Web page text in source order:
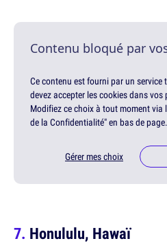
Contenu bloqué par
Ce contenu est fourni par un service
devez accepter les cookies dans
Modifiez ce choix à tout moment via
de la Confidentialité" en bas de page.
Gérer mes choix
Honululu, Hawaï